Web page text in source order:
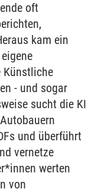
oft
kam ein
Künstliche
- und sogar
sucht die KI
und überführt
vernetze
werten
von